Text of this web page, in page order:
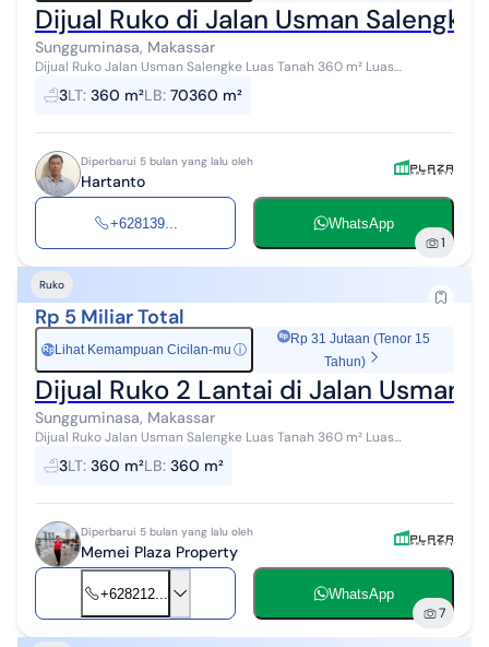
Dijual Ruko di Jalan Usman Salengke
Sungguminasa, Makassar
Dijual Ruko Jalan Usman Salengke Luas Tanah 360 m² Luas
3LT: 360 m²LB: 70360 m²
Diperbarui 5 bulan yang lalu oleh
Hartanto
+628139... WhatsApp
1
Ruko
Rp 5 Miliar Total
Rp Lihat Kemampuan Cicilan-mu ⓘ
Rp 31 Jutaan (Tenor 15
Tahun)
Dijual Ruko 2 Lantai di Jalan Usman
Sungguminasa, Makassar
Dijual Ruko Jalan Usman Salengke Luas Tanah 360 m² Luas
3LT: 360 m²LB: 360 m²
Diperbarui 5 bulan yang lalu oleh
Memei Plaza Property
+628212... WhatsApp
7